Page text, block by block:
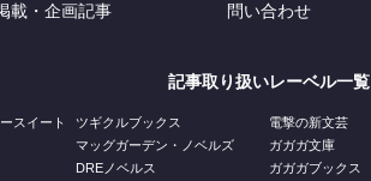
載・企画記事 問い合わせ
記事取り扱いレーベル一覧
スイート
ツギクルブックス
マッグガーデン・ノベルズ
DREノベルス
電撃の新文芸
ガガガ文庫
ガガガブックス